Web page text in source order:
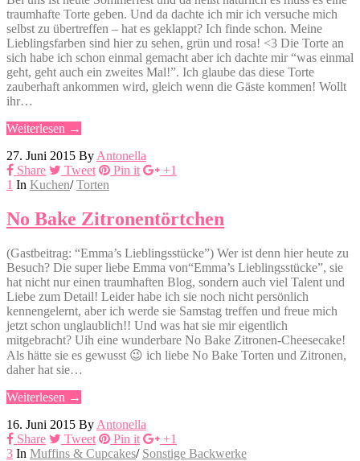
traumhafte Torte geben. Und da dachte ich mir ich versuche mich
selbst zu übertreffen – hat es geklappt? Ich finde schon. Meine
Lieblingsfarben sind hier zu sehen, grün und rosa! <3 Die Torte an
sich habe ich schon einmal gemacht aber ich dachte mir “was einmal
geht, geht auch ein zweites Mal!”. Ich glaube das diese Torte
zauberhaft ankommen wird, gleich wenn die Gäste kommen! Wollt
ihr…
Weiterlesen →
27. Juni 2015 By Antonella
Share
Tweet Pin it
+1
1 In Kuchen/ Torten
No Bake Zitronentörtchen
(Gastbeitrag: “Emma’s Lieblingsstücke”) Wer ist denn hier heute zu
Besuch? Die super liebe Emma von“Emma’s Lieblingsstücke”, sie
hat nicht nur einen traumhaften Blog, sondern auch viel Talent und
Liebe zum Detail! Leider habe ich sie noch nicht persönlich
kennengelernt, aber ich werde sie Samstag treffen und freue mich
jetzt schon unglaublich!! Und was hat sie mir eigentlich
mitgebracht? Uih eine wunderbare No Bake Zitronen-Cheesecake!
Als hätte sie es gewusst 😉 ich liebe No Bake Torten und Zitronen,
daher hat sie…
Weiterlesen →
16. Juni 2015 By Antonella
Share
Tweet Pin it
+1
3 In Muffins & Cupcakes/ Sonstige Backwerke